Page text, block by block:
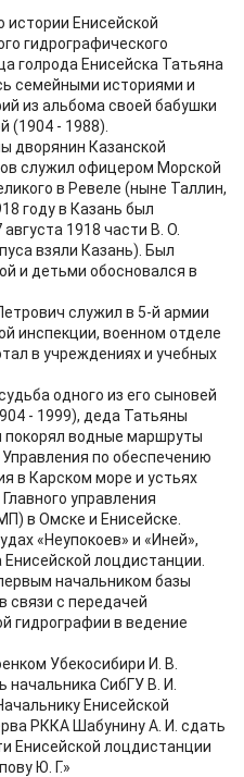
истории Енисейской
гидрографического
голрода Енисейска Татьяна
семейными историями и
из альбома своей бабушки
(1904 - 1988).
дворянин Казанской
служил офицером Морской
в Ревеле (ныне Таллин,
году в Казань был
1918 части В. О.
взяли Казань). Был
и детьми обосновался в
служил в 5-й армии
инспекции, военном отделе
в учреждениях и учебных
одного из его сыновей
- 1999), деда Татьяны
покорял водные маршруты
по обеспечению
в Карском море и устьях
управления
в Омске и Енисейске.
«Неупокоев» и «Иней»,
лоцдистанции.
начальником базы
связи с передачей
гидрографии в ведение
Убекосибири И. В.
СибГУ В. И.
Енисейской
РККА Шабунину А. И. сдать
Енисейской лоцдистанции
Ю. Г.»